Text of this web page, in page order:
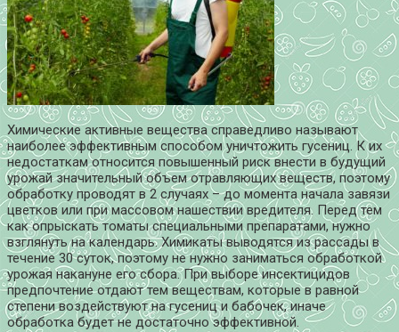
Химические активные вещества справедливо называют
наиболее эффективным способом уничтожить гусениц. К их
недостаткам относится повышенный риск внести в будущий
урожай значительный объем отравляющих веществ, поэтому
обработку проводят в 2 случаях – до момента начала завязи
цветков или при массовом нашествии вредителя. Перед тем
как опрыскать томаты специальными препаратами, нужно
взглянуть на календарь. Химикаты выводятся из рассады в
течение 30 суток, поэтому не нужно заниматься обработкой
урожая накануне его сбора. При выборе инсектицидов
предпочтение отдают тем веществам, которые в равной
степени воздействуют на гусениц и бабочек, иначе
обработка будет не достаточно эффективной.